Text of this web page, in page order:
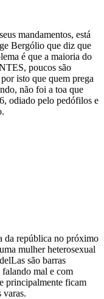
mandamentos, está
Bergólio que diz que
é que a maioria do
poucos são
isto que quem prega
não foi a toa que
odiado pelo pedófilos e
da república no próximo
mulher heterosexual
são barras
falando mal e com
principalmente ficam
varas.